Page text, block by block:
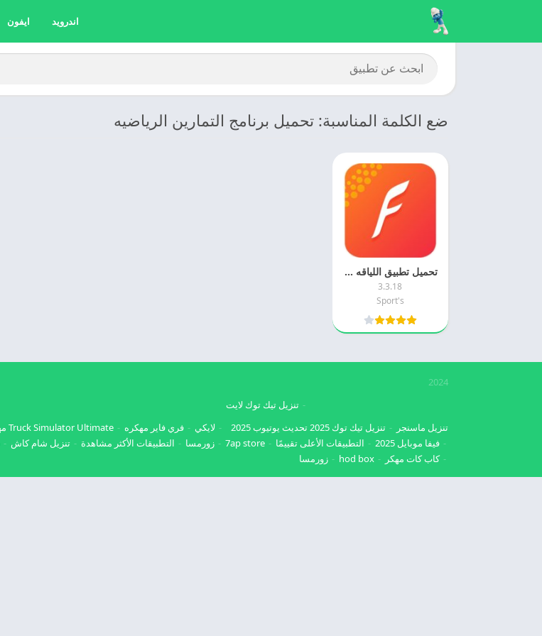
اندرويد ايفون
ضع الكلمة المناسبة: تحميل برنامج التمارين الرياضيه
تحميل تطبيق اللياقه البدنيه 2026 VeryFitPro مهكر للاندرويد
3.3.18
Sport's
2024
تنزيل ماسنجر تنزيل تيك توك 2025
تنزيل تيك توك لايت
تحديث يوتيوب 2025
لايكي فري فاير مهكره Truck Simulator Ultimate مهكره
فيفا موبايل 2025
التطبيقات الأعلى تقييمًا 7ap store زورمسا التطبيقات الأكثر مشاهدة تنزيل شام كاش
كاب كات مهكر
hod box زورمسا